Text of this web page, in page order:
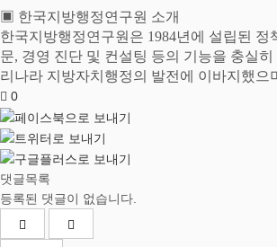
▣ 한국지방행정연구원 소개
한국지방행정연구원은 1984년에 설립된 정
문, 경영 진단 및 컨설팅 등의 기능을 충실
리나라 지방자치행정의 발전에 이바지했
0
댓글목록
등록된 댓글이 없습니다.